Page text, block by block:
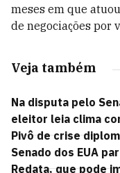
meses em que
de negociações por
Veja também
Na disputa pelo
eleitor leia clima
Pivô de crise
Senado dos EUA
Redata, que pode